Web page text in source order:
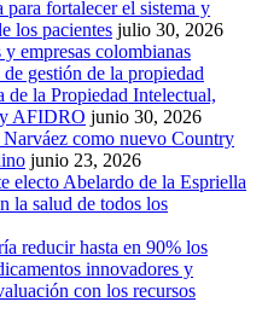
fortalecer el sistema y
los pacientes julio 30, 2026
empresas colombianas
gestión de la propiedad
de la Propiedad Intelectual,
AFIDRO junio 30, 2026
como nuevo Country
junio 23, 2026
electo Abelardo de la Espriella
la salud de todos los
reducir hasta en 90% los
innovadores y
con los recursos